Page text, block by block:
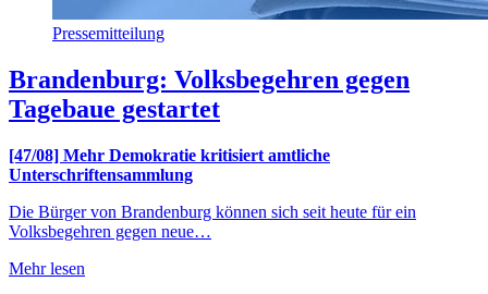
Pressemitteilung
Brandenburg: Volksbegehren gegen
Tagebaue gestartet
[47/08] Mehr Demokratie kritisiert amtliche
Unterschriftensammlung
Die Bürger von Brandenburg können sich seit heute für ein
Volksbegehren gegen neue…
Mehr lesen